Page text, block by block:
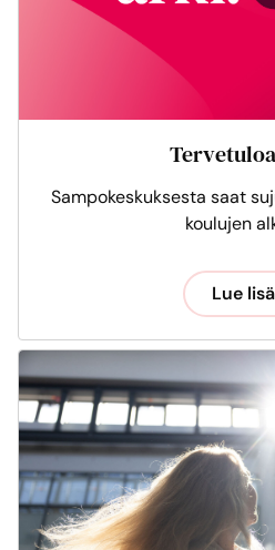
Sampokeskuksesta saat
koulujen
Lue